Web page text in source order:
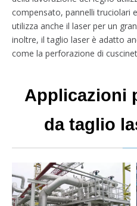
compensato, pannelli truciolari
utilizza anche il laser per un
inoltre, il taglio laser è adatto
come la perforazione di
Applicazioni
da taglio